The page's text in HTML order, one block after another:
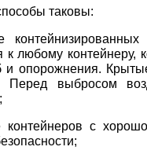
таковы:
к любому контейнеру,
и опорожнения.
Перед выбросом
контейнеров с